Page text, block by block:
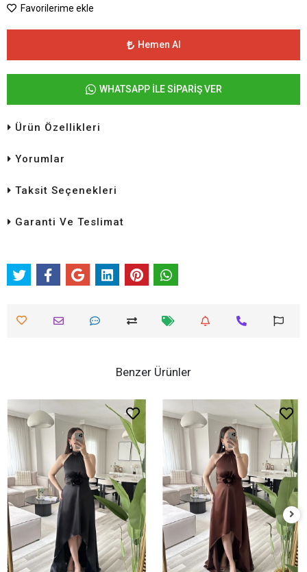
Favorilerime ekle
Hemen Al
WHATSAPP İLE SİPARİŞ VER
Ürün Özellikleri
Yorumlar
Taksit Seçenekleri
Garanti Ve Teslimat
Benzer Ürünler